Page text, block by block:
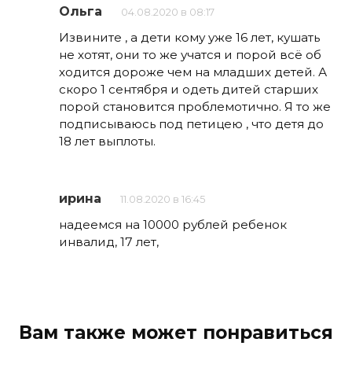
Ольга 04.08.2020 в 08:17
Извините , а дети кому уже 16 лет, кушать
не хотят, они то же учатся и порой всё об
ходится дороже чем на младших детей. А
скоро 1 сентября и одеть дитей старших
порой становится проблемотично. Я то же
подписываюсь под петицею , что детя до
18 лет выплоты.
ирина 11.08.2020 в 16:45
надеемся на 10000 рублей ребенок
инвалид, 17 лет,
Вам также может понравиться